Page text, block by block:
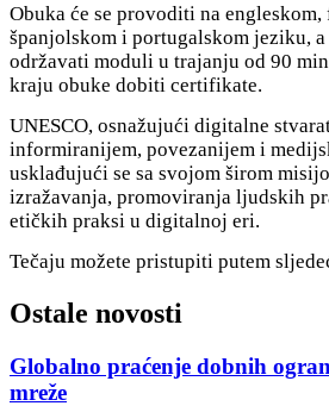
Obuka će se provoditi na engleskom,
španjolskom i portugalskom jeziku, a
održavati moduli u trajanju od 90
kraju obuke dobiti certifikate.
UNESCO, osnažujući digitalne
informiranijem, povezanijem i
usklađujući se sa svojom širom
izražavanja, promoviranja ljudskih
etičkih praksi u digitalnoj eri.
Tečaju možete pristupiti putem
Ostale novosti
Globalno praćenje dobnih
mreže